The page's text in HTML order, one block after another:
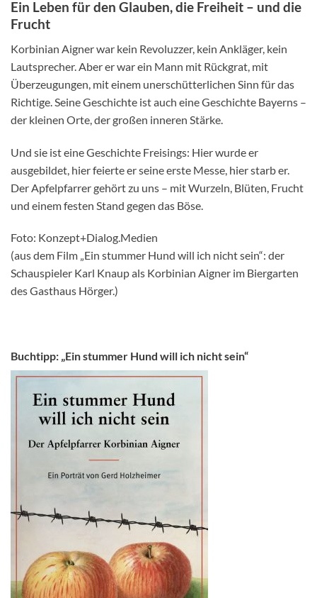
Ein Leben für den Glauben, die Freiheit – und die
Frucht
Korbinian Aigner war kein Revoluzzer, kein Ankläger, kein
Lautsprecher. Aber er war ein Mann mit Rückgrat, mit
Überzeugungen, mit einem unerschütterlichen Sinn für das
Richtige. Seine Geschichte ist auch eine Geschichte Bayerns –
der kleinen Orte, der großen inneren Stärke.
Und sie ist eine Geschichte Freisings: Hier wurde er
ausgebildet, hier feierte er seine erste Messe, hier starb er.
Der Apfelpfarrer gehört zu uns – mit Wurzeln, Blüten, Frucht
und einem festen Stand gegen das Böse.
Foto: Konzept+Dialog.Medien
(aus dem Film „Ein stummer Hund will ich nicht sein“: der
Schauspieler Karl Knaup als Korbinian Aigner im Biergarten
des Gasthaus Hörger.)
Buchtipp: „Ein stummer Hund will ich nicht sein“